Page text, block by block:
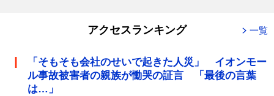
アクセスランキング 一覧
「そもそも会社のせいで起きた人災」 イオンモー
ル事故被害者の親族が慟哭の証言 「最後の言葉
は…」